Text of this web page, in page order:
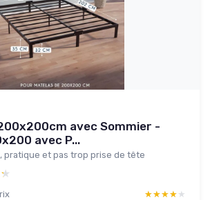
avec Sommier -
avec P...
pratique et pas trop prise de tête
★★★★★
★★★★★